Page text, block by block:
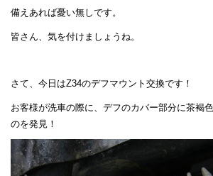
備えあれば憂い無しです。
皆さん、気を付けましょうね。
さて、今日はZ34のデフマウント交換です！
お客様が洗車の際に、デフのカバー部分に茶褐
のを発見！